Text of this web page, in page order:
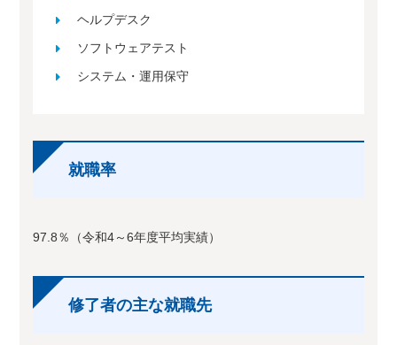
ヘルプデスク
ソフトウェアテスト
システム・運用保守
就職率
97.8％（令和4～6年度平均実績）
修了者の主な就職先